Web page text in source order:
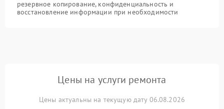
резервное копирование, конфиденциальность и
восстановление информации при необходимости
Цены на услуги ремонта
Цены актуальны на текущую дату 06.08.2026